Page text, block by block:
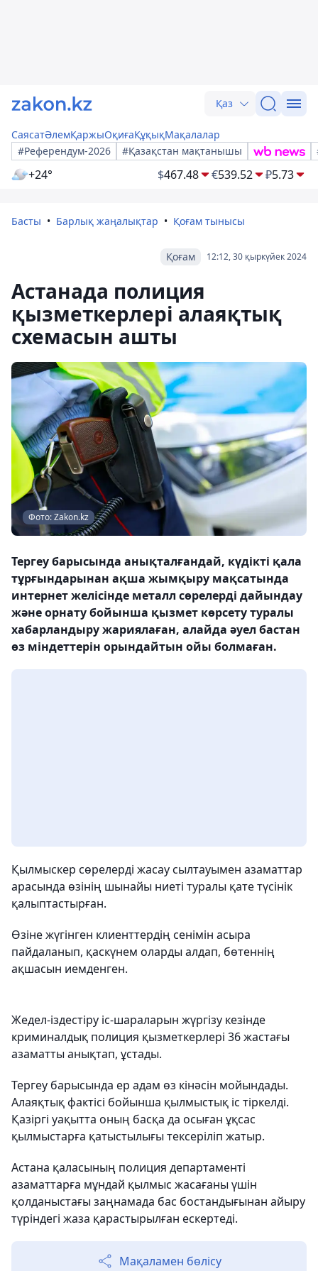
Қаз
СаясатӘлемҚаржыОқиғаҚұқықМақалалар
#Референдум-2026
#Қазақстан мақтанышы
+24° $467.48 €539.52 ₽5.73
Басты Барлық жаңалықтар Қоғам тынысы
12:12, 30 қыркүйек 2024
Қоғам
Астанада полиция
қызметкерлері алаяқтық
схемасын ашты
Фото: Zakon.kz
Тергеу барысында анықталғандай, күдікті қала
тұрғындарынан ақша жымқыру мақсатында
интернет желісінде металл сөрелерді дайындау
және орнату бойынша қызмет көрсету туралы
хабарландыру жариялаған, алайда әуел бастан
өз міндеттерін орындайтын ойы болмаған.
Қылмыскер сөрелерді жасау сылтауымен азаматтар
арасында өзінің шынайы ниеті туралы қате түсінік
қалыптастырған.
Өзіне жүгінген клиенттердің сенімін асыра
пайдаланып, қаскүнем оларды алдап, бөтеннің
ақшасын иемденген.
Жедел-іздестіру іс-шараларын жүргізу кезінде
криминалдық полиция қызметкерлері 36 жастағы
азаматты анықтап, ұстады.
Тергеу барысында ер адам өз кінәсін мойындады.
Алаяқтық фактісі бойынша қылмыстық іс тіркелді.
Қазіргі уақытта оның басқа да осыған ұқсас
қылмыстарға қатыстылығы тексеріліп жатыр.
Астана қаласының полиция департаменті
азаматтарға мұндай қылмыс жасағаны үшін
қолданыстағы заңнамада бас бостандығынан айыру
түріндегі жаза қарастырылған ескертеді.
Мақаламен бөлісу